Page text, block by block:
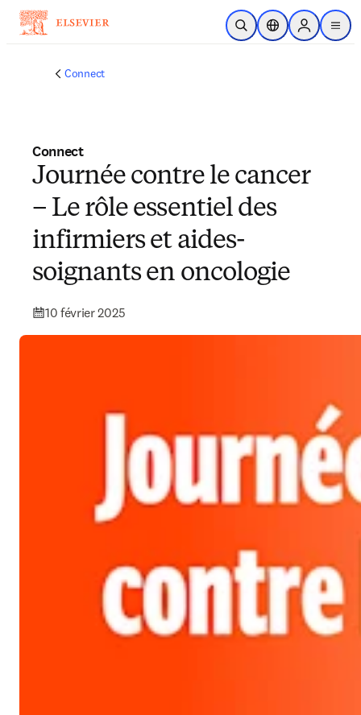
Passer au contenu principal
Ouvrir la recherche
Sélecteur de
Sign in to
menu
Connect
Connect
Journée contre le cancer
– Le rôle essentiel des
infirmiers et aides-
soignants en oncologie
10 février 2025